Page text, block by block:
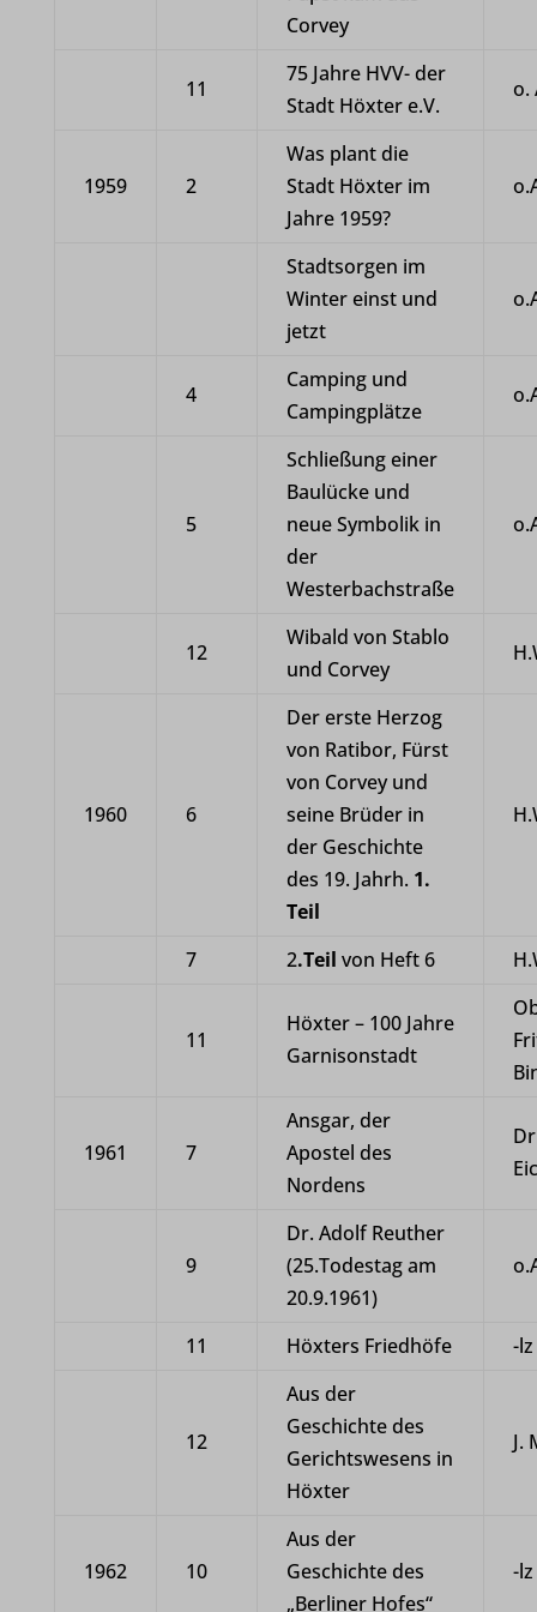
Corvey
11
75 Jahre HVV- der
Stadt Höxter e.V.
o.
1959 2
Was plant die
Stadt Höxter im
Jahre 1959?
Stadtsorgen im
Winter einst und
jetzt
4
Camping und
Campingplätze
5
Schließung einer
Baulücke und
neue Symbolik in
der
Westerbachstraße
12
Wibald von Stablo
und Corvey
1960 6
Der erste Herzog
von Ratibor, Fürst
von Corvey und
seine Brüder in
der Geschichte
des 19. Jahrh. 1.
Teil
7 2.Teil von Heft 6
11
Höxter – 100 Jahre
Garnisonstadt
1961 7
Ansgar, der
Apostel des
Nordens
9
Dr. Adolf Reuther
(25.Todestag am
20.9.1961)
11 Höxters Friedhöfe -lz
12
Aus der
Geschichte des
Gerichtswesens in
Höxter
J.
1962 10
Aus der
Geschichte des
„Berliner Hofes“
-lz